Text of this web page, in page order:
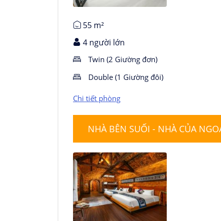
55 m²
4 người lớn
Twin (2 Giường đơn)
Double (1 Giường đôi)
Chi tiết phòng
NHÀ BÊN SUỐI - NHÀ CỦA